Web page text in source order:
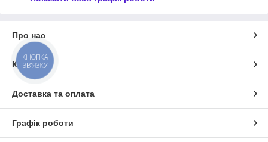
Про нас
Контакти
Доставка та оплата
Графік роботи
КНОПКА
ЗВ'ЯЗКУ